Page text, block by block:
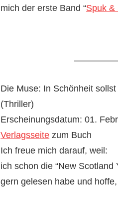
mich der erste Band “Spuk &
Die Muse: In Schönheit
(Thriller)
Erscheinungsdatum: 01.
Verlagsseite zum Buch
Ich freue mich darauf, weil:
ich schon die “New Scotland
gern gelesen habe und